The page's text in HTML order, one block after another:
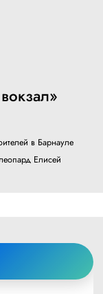
в Барнауле
Елисей